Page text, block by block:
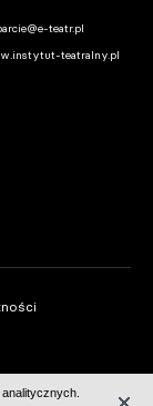
teatr.pl
teatralny.pl